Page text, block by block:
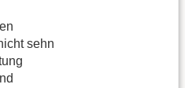
sehn